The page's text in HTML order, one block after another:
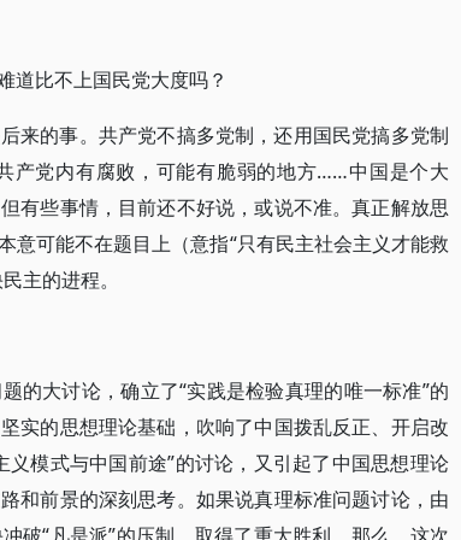
道比不上国民党大度吗？
来的事。共产党不搞多党制，还用国民党搞多党制
产党内有腐败，可能有脆弱的地方……中国是个大
有些事情，目前还不好说，或说不准。真正解放思
可能不在题目上（意指“只有民主社会主义才能救
主的进程。
的大讨论，确立了“实践是检验真理的唯一标准”的
实的思想理论基础，吹响了中国拨乱反正、开启改
模式与中国前途”的讨论，又引起了中国思想理论
和前景的深刻思考。如果说真理标准问题讨论，由